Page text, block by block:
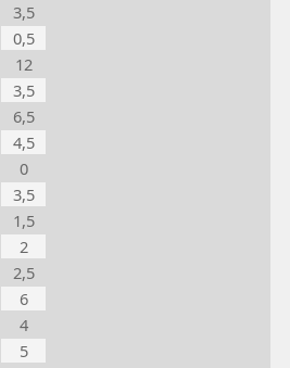
3,5
0,5
12
3,5
6,5
4,5
0
3,5
1,5
2
2,5
6
4
5